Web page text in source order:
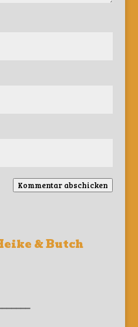
Kommentar abschicken
& Butch